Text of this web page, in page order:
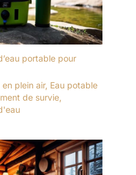
portable pour
en plein air, Eau potable
de survie,